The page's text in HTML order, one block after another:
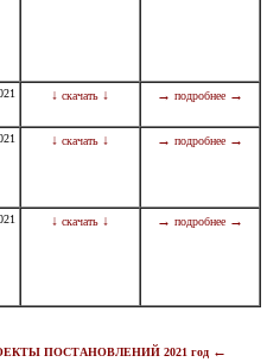
↓ скачать ↓ → подробнее →
↓ скачать ↓ → подробнее →
↓ скачать ↓ → подробнее →
ПОСТАНОВЛЕНИЙ 2021 год ←